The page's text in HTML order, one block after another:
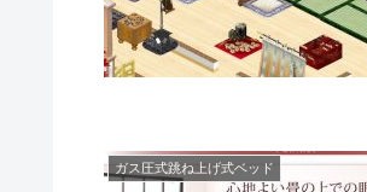
ガス圧式跳ね上げ式ベッド